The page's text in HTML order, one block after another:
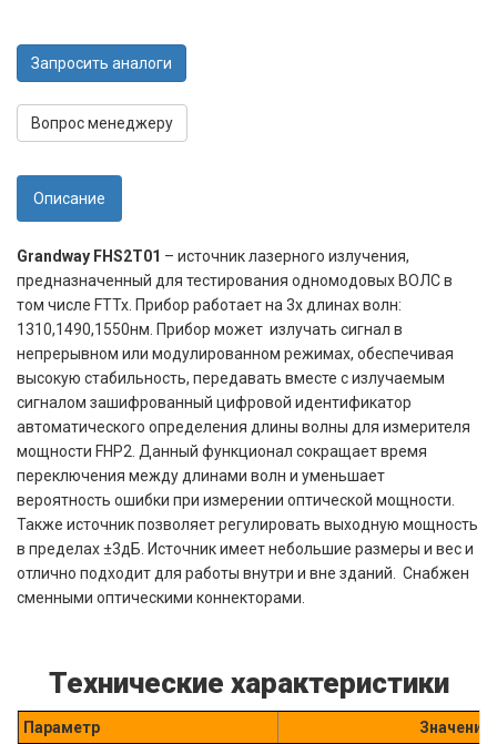
Запросить аналоги
Вопрос менеджеру
Описание
Grandway FHS2T01 – источник лазерного излучения,
предназначенный для тестирования одномодовых ВОЛС в
том чиcле FTTx. Прибор работает на 3х длинах волн:
1310,1490,1550нм. Прибор может излучать сигнал в
непрерывном или модулированном режимах, обеспечивая
высокую стабильность, передавать вместе с излучаемым
сигналом зашифрованный цифровой идентификатор
автоматического определения длины волны для измерителя
мощности FHP2. Данный функционал сокращает время
переключения между длинами волн и уменьшает
вероятность ошибки при измерении оптической мощности.
Также источник позволяет регулировать выходную мощность
в пределах ±3дБ. Источник имеет небольшие размеры и вес и
отлично подходит для работы внутри и вне зданий. Снабжен
сменными оптическими коннекторами.
Технические характеристики
Параметр
Значение